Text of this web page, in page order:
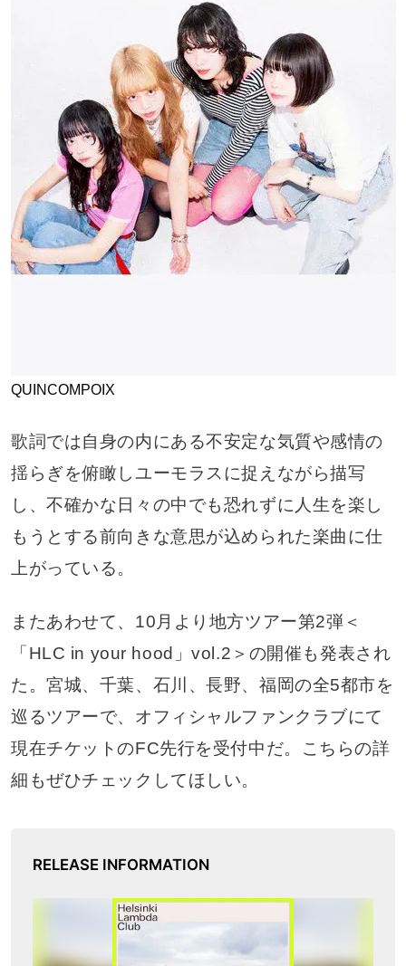
QUINCOMPOIX
歌詞では自身の内にある不安定な気質や感情の
揺らぎを俯瞰しユーモラスに捉えながら描写
し、不確かな日々の中でも恐れずに人生を楽し
もうとする前向きな意思が込められた楽曲に仕
上がっている。
またあわせて、10月より地方ツアー第2弾＜
「HLC in your hood」vol.2＞の開催も発表され
た。宮城、千葉、石川、長野、福岡の全5都市を
巡るツアーで、オフィシャルファンクラブにて
現在チケットのFC先行を受付中だ。こちらの詳
細もぜひチェックしてほしい。
RELEASE INFORMATION